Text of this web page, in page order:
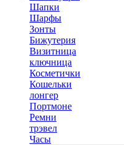
Шапки
Шарфы
Зонты
Бижутерия
Визитница
ключница
Косметички
Кошельки
лонгер
Портмоне
Ремни
трэвел
Часы